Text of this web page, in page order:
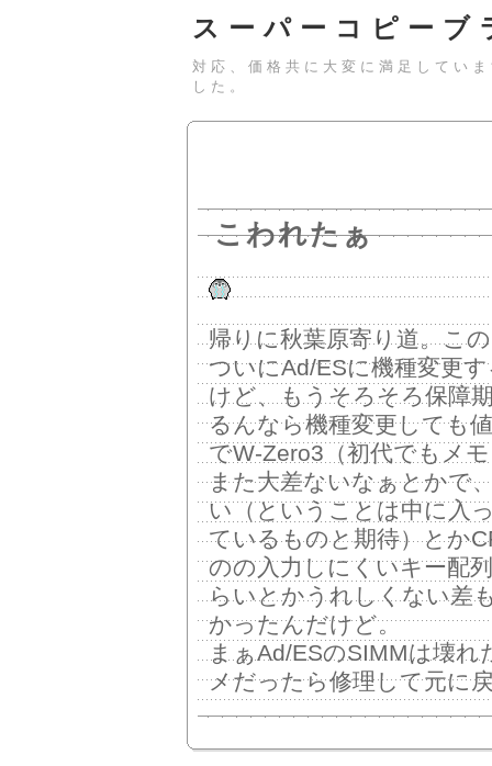
スーパーコピー
対応、価格共に大変に満足してい
した。
こわれたぁ
帰りに秋葉原寄り道。こ
ついにAd/ESに機種変更
けど、もうそろそろ保障
るんなら機種変更しても
でW-Zero3（初代でもメ
また大差ないなぁとかで
い（ということは中に入
ているものと期待）とか
のの入力しにくいキー配
らいとかうれしくない差
かったんだけど。
まぁAd/ESのSIMMは壊
メだったら修理して元に